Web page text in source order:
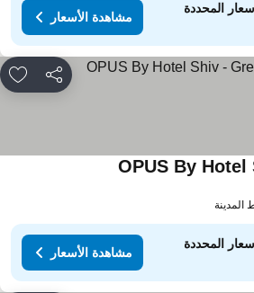
المحددة
مشاهدة الأسعار
مشاركة
OPUS Byمشاهدة الأسعار
المحددة
مشاهدة الأسعار